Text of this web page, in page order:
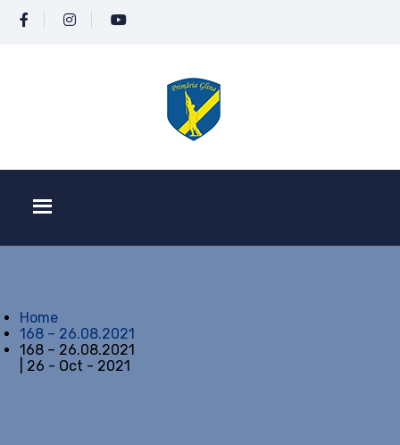
Home
168 – 26.08.2021
168 – 26.08.2021
| 26 - Oct - 2021